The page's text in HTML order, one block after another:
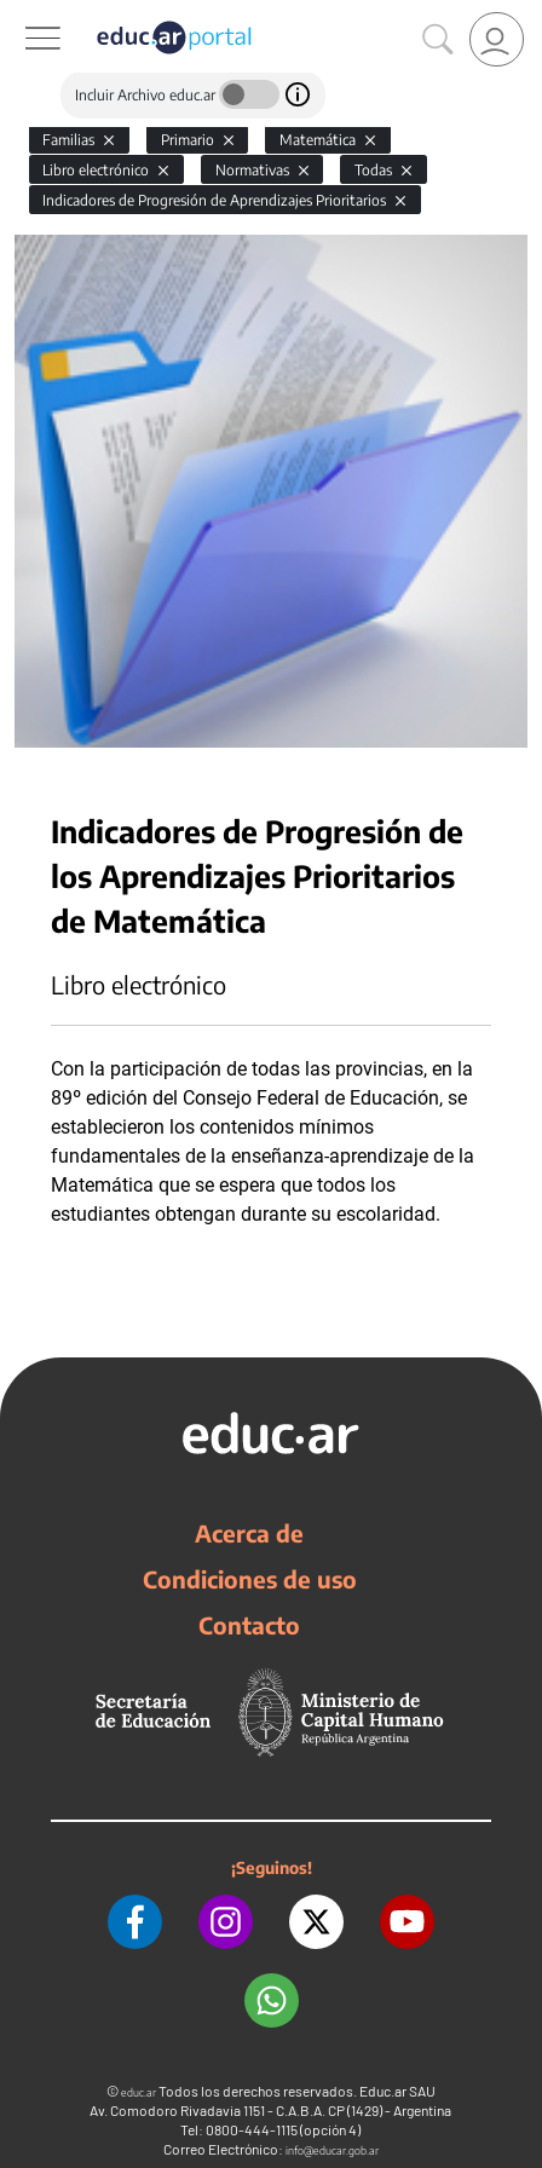
Incluir Archivo educ.ar
Familias Primario
Matemática
Libro electrónico
Normativas
Todas
Indicadores de Progresión de Aprendizajes Prioritarios
Indicadores de Progresión de
los Aprendizajes Prioritarios
de Matemática
Libro electrónico
Con la participación de todas las provincias, en la
89º edición del Consejo Federal de Educación, se
establecieron los contenidos mínimos
fundamentales de la enseñanza-aprendizaje de la
Matemática que se espera que todos los
estudiantes obtengan durante su escolaridad.
Acerca de
Condiciones de uso
Contacto
¡Seguinos!
©educ.arTodos los derechos reservados. Educ.ar SAU
Av. Comodoro Rivadavia 1151 - C.A.B.A. CP (1429) - Argentina
Tel: 0800-444-1115 (opción 4)
Correo Electrónico: info@educar.gob.ar